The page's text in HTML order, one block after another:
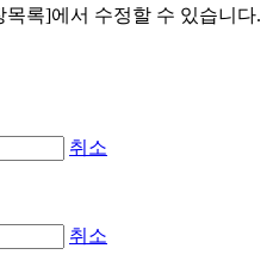
록]에서 수정할 수 있습니다.
취소
취소